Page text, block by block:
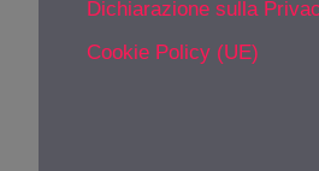
Dichiarazione sulla
Cookie Policy (UE)